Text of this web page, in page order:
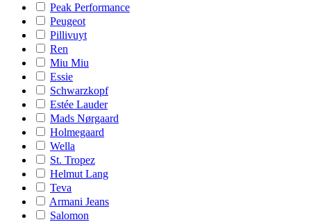
Peak Performance
Peugeot
Pillivuyt
Ren
Miu Miu
Essie
Schwarzkopf
Estée Lauder
Mads Nørgaard
Holmegaard
Wella
St. Tropez
Helmut Lang
Teva
Armani Jeans
Salomon